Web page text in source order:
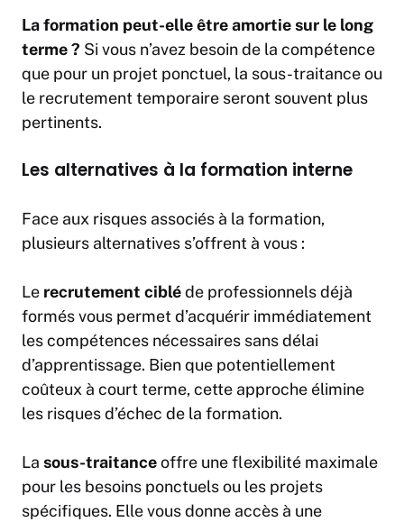
La formation peut-elle être amortie sur le long
terme ? Si vous n’avez besoin de la compétence
que pour un projet ponctuel, la sous-traitance ou
le recrutement temporaire seront souvent plus
pertinents.
Les alternatives à la formation interne
Face aux risques associés à la formation,
plusieurs alternatives s’offrent à vous :
Le recrutement cibléde professionnels déjà
formés vous permet d’acquérir immédiatement
les compétences nécessaires sans délai
d’apprentissage. Bien que potentiellement
coûteux à court terme, cette approche élimine
les risques d’échec de la formation.
La sous-traitanceoffre une flexibilité maximale
pour les besoins ponctuels ou les projets
spécifiques. Elle vous donne accès à une